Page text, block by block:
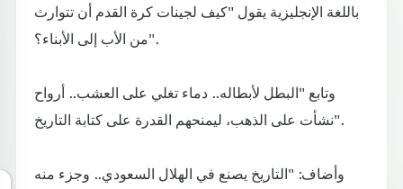
باللغة الإنجليزية يقول "كيف لجينات كرة القدم أن تتوارث
من الأب إلى الأبناء؟".
وتابع "البطل لأبطاله.. دماء تغلي على العشب.. أرواح
نشأت على الذهب، ليمنحهم القدرة على كتابة التاريخ".
وأضاف: "التاريخ يصنع في الهلال السعودي.. وجزء منه